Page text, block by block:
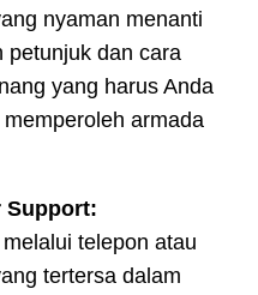
nyaman menanti
petunjuk dan cara
yang harus Anda
armada
Support:
telepon atau
tertersa dalam